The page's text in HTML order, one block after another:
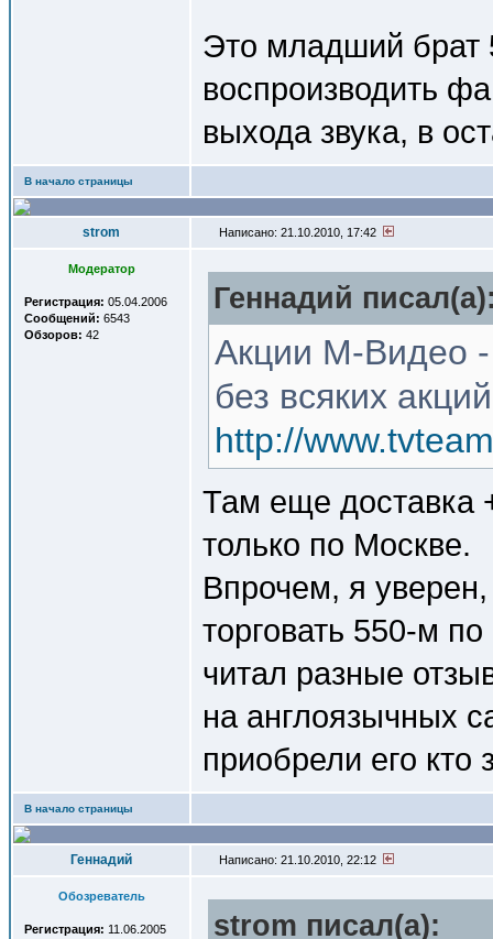
Это младший брат
воспроизводить
выхода звука, в
В начало страницы
strom Написано: 21.10.2010, 17:42
Модератор
Регистрация: 05.04.2006
Сообщений: 6543
Обзоров: 42
Геннадий
Акции М-Видео -
без всяких
http://
Там еще доставка
только по Москве.
Впрочем, я
торговать 550-м
читал разные
на англоязычных
приобрели его кто
В начало страницы
Геннадий Написано: 21.10.2010, 22:12
Обозреватель
Регистрация: 11.06.2005 strom писал(a):